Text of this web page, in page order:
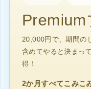
Premium
20,000円で、期間の
含めてやると決まっ
得！
2か月すべてこみこ